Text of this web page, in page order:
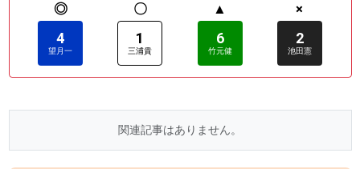
◎
4
望月一
〇
1
三浦貴
▲
6
竹元健
×
2
池田憲
関連記事はありません。